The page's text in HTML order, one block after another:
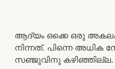
ആദ്യം ഒക്കെ ഒരു
നിന്നത്. പിന്നെ അധിക
സഞ്ജുവിനു കഴിഞ്ഞില്ല.